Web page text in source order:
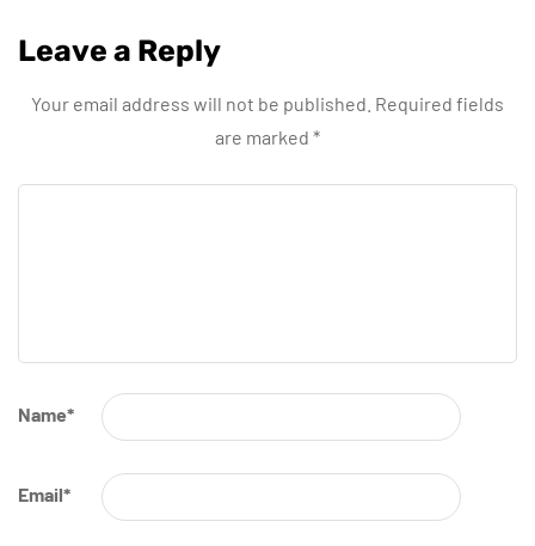
Leave a Reply
Your email address will not be published. Required fields
are marked *
Name*
Email*